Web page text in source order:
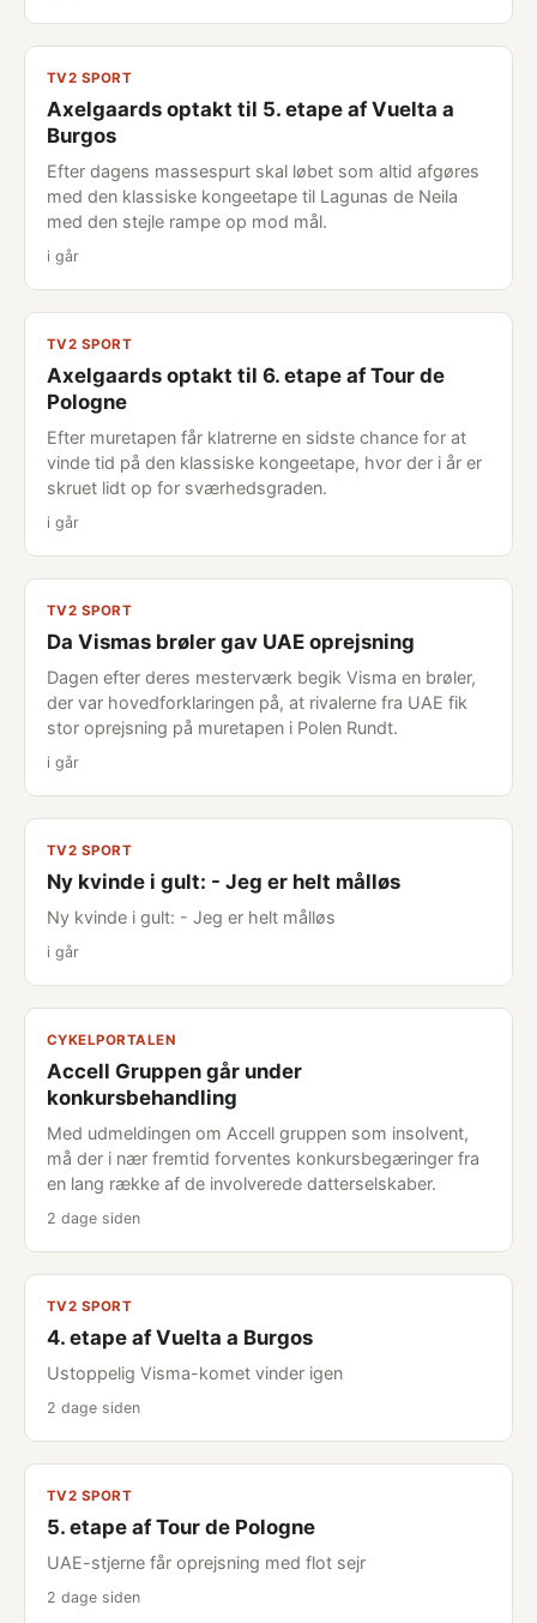
TV2 SPORT
Axelgaards optakt til 5. etape af Vuelta a
Burgos
Efter dagens massespurt skal løbet som altid afgøres
med den klassiske kongeetape til Lagunas de Neila
med den stejle rampe op mod mål.
i går
TV2 SPORT
Axelgaards optakt til 6. etape af Tour de
Pologne
Efter muretapen får klatrerne en sidste chance for at
vinde tid på den klassiske kongeetape, hvor der i år er
skruet lidt op for sværhedsgraden.
i går
TV2 SPORT
Da Vismas brøler gav UAE oprejsning
Dagen efter deres mesterværk begik Visma en brøler,
der var hovedforklaringen på, at rivalerne fra UAE fik
stor oprejsning på muretapen i Polen Rundt.
i går
TV2 SPORT
Ny kvinde i gult: - Jeg er helt målløs
Ny kvinde i gult: - Jeg er helt målløs
i går
CYKELPORTALEN
Accell Gruppen går under
konkursbehandling
Med udmeldingen om Accell gruppen som insolvent,
må der i nær fremtid forventes konkursbegæringer fra
en lang række af de involverede datterselskaber.
2 dage siden
TV2 SPORT
4. etape af Vuelta a Burgos
Ustoppelig Visma-komet vinder igen
2 dage siden
TV2 SPORT
5. etape af Tour de Pologne
UAE-stjerne får oprejsning med flot sejr
2 dage siden